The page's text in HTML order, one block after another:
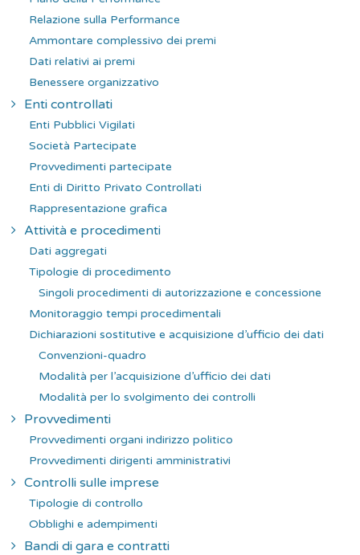
Relazione sulla Performance
Ammontare complessivo dei premi
Dati relativi ai premi
Benessere organizzativo
Enti controllati
Enti Pubblici Vigilati
Società Partecipate
Provvedimenti partecipate
Enti di Diritto Privato Controllati
Rappresentazione grafica
Attività e procedimenti
Dati aggregati
Tipologie di procedimento
Singoli procedimenti di autorizzazione e concessione
Monitoraggio tempi procedimentali
Dichiarazioni sostitutive e acquisizione d’ufficio dei dati
Convenzioni-quadro
Modalità per l’acquisizione d’ufficio dei dati
Modalità per lo svolgimento dei controlli
Provvedimenti
Provvedimenti organi indirizzo politico
Provvedimenti dirigenti amministrativi
Controlli sulle imprese
Tipologie di controllo
Obblighi e adempimenti
Bandi di gara e contratti